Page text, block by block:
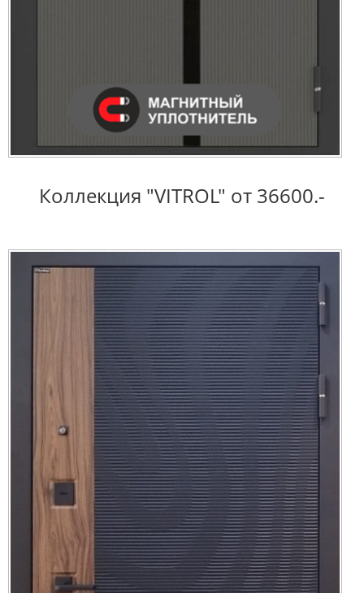
Коллекция "VITROL" от 36600.-